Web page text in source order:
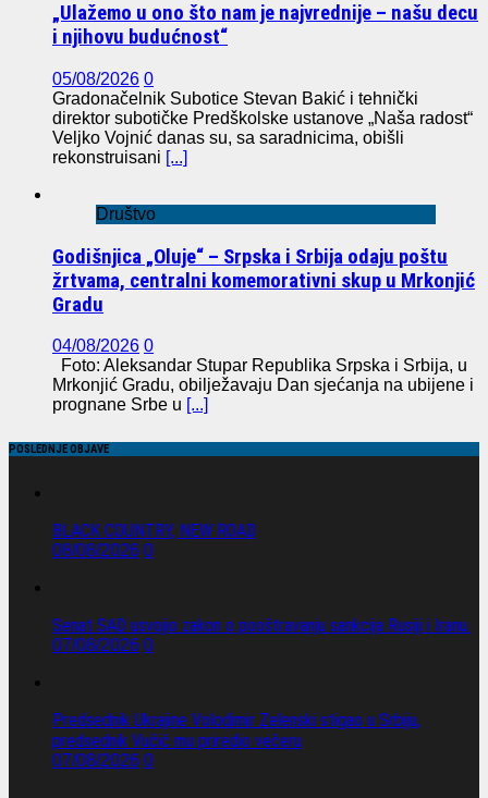
„Ulažemo u ono što nam je najvrednije – našu decu
i njihovu budućnost“
05/08/2026 0
Gradonačelnik Subotice Stevan Bakić i tehnički
direktor subotičke Predškolske ustanove „Naša radost“
Veljko Vojnić danas su, sa saradnicima, obišli
rekonstruisani [...]
Društvo
Godišnjica „Oluje“ – Srpska i Srbija odaju poštu
žrtvama, centralni komemorativni skup u Mrkonjić
Gradu
04/08/2026 0
Foto: Aleksandar Stupar Republika Srpska i Srbija, u
Mrkonjić Gradu, obilježavaju Dan sjećanja na ubijene i
prognane Srbe u [...]
POSLEDNJE OBJAVE
BLACK COUNTRY, NEW ROAD
08/08/2026 0
Senat SAD usvojio zakon o pooštravanju sankcija Rusiji i Iranu.
07/08/2026 0
Predsednik Ukrajine Volodimir Zelenski stigao u Srbiju,
predsednik Vučić mu priredio večeru
07/08/2026 0